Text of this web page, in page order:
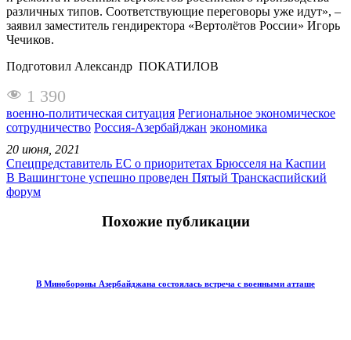
различных типов. Соответствующие переговоры уже идут», –
заявил заместитель гендиректора «Вертолётов России» Игорь
Чечиков.
Подготовил Александр ПОКАТИЛОВ
1 390
военно-политическая ситуация Региональное экономическое
сотрудничество Россия-Азербайджан экономика
20 июня, 2021
Спецпредставитель ЕС о приоритетах Брюсселя на Каспии
В Вашингтоне успешно проведен Пятый Транскаспийский
форум
Похожие публикации
В Минобороны Азербайджана состоялась встреча с военными атташе